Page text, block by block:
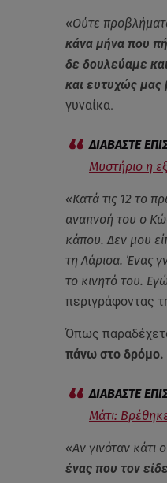
«Ούτε
κάνα μήνα που
δε δουλεύαμε
και ευτυχώς μας
γυναίκα.
Μυστήριο η
«Κατά τις 12 το
αναπνοή του ο
κάπου. Δεν μου
τη Λάρισα. Ένας
το κινητό του.
περιγράφοντας
Όπως
πάνω στο δρόμο.
Μάτι:
«Αν γινόταν κάτι
ένας που τον